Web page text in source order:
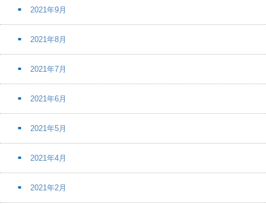
2021年9月
2021年8月
2021年7月
2021年6月
2021年5月
2021年4月
2021年2月